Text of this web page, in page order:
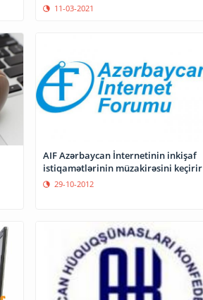
11-03-2021
AIF Azərbaycan İnternetinin inkişaf
istiqamətlərinin müzakirəsini keçirir
29-10-2012